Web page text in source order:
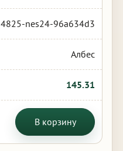
4825-nes24-96a634d3
Албес
145.31
В корзину